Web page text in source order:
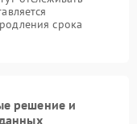
срока
решение и